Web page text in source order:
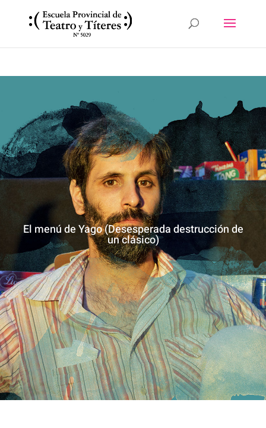
El menú de Yago (Desesperada destrucción de
un clásico)